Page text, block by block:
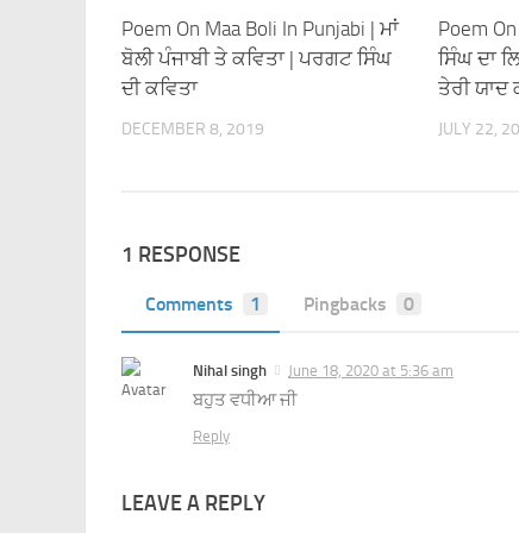
Poem On Maa Boli In Punjabi | ਮਾਂ
ਬੋਲੀ ਪੰਜਾਬੀ ਤੇ ਕਵਿਤਾ | ਪਰਗਟ ਸਿੰਘ
ਦੀ ਕਵਿਤਾ
DECEMBER 8, 2019
Poem
ਸਿੰਘ ਦਾ
ਤੇਰੀ ਯਾਦ
JULY 22,
1 RESPONSE
Comments 1 Pingbacks 0
Nihal singh June 18, 2020 at 5:36 am
ਬਹੁਤ ਵਧੀਆ ਜੀ
Reply
LEAVE A REPLY